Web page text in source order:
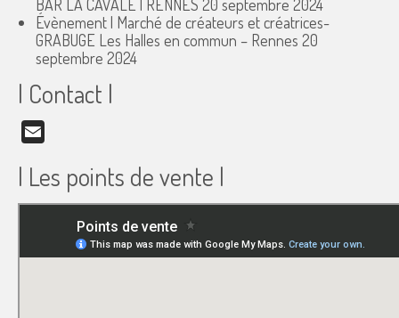
BAR LA CAVALE | RENNES 20 septembre 2024
Évènement | Marché de créateurs et créatrices-
GRABUGE Les Halles en commun – Rennes 20
septembre 2024
| Contact |
| Les points de vente |